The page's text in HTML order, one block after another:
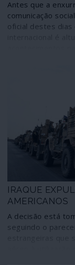
Antes que a
comunicação
oficial destes dias
sobressaem
ameaça o
mundo
cabeça, não
governo da
IRAQUE
AMERICANOS
A decisão está
seguindo o